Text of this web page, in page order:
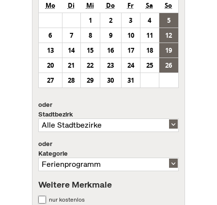
Mo Di Mi Do Fr Sa
So
1
2 3 4
5
6
7 8 9 10 11
12
13
14 15 16 17 18
19
20
21 22 23 24 25
26
27
28 29 30 31
oder
Stadtbezirk
oder
Kategorie
Weitere Merkmale
nur kostenlos